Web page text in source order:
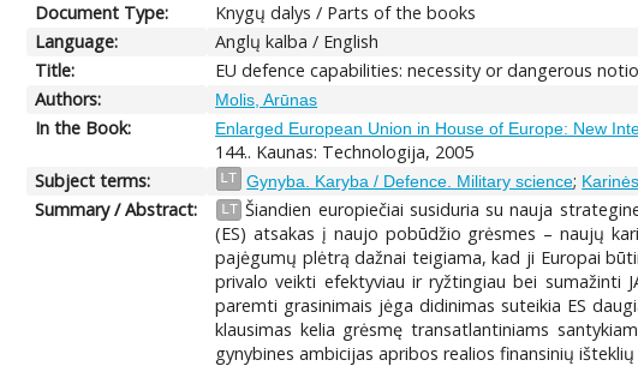
Document Type:
Knygų dalys / Parts of the books
Language:
Anglų kalba / English
Title:
EU defence capabilities: necessity or dangerous
Authors:
Molis, Arūnas
In the Book: Enlarged European Union in House of Europe: New
144.. Kaunas: Technologija, 2005
Subject terms:
LT Gynyba. Karyba / Defence. Military science;
Summary / Abstract: LT Šiandien europiečiai susiduria su nauja
(ES) atsakas į naujo pobūdžio grėsmes – naujų
pajėgumų plėtrą dažnai teigiama, kad ji Europai
privalo veikti efektyviau ir ryžtingiau bei sumažinti
paremti grasinimais jėga didinimas suteikia ES
klausimas kelia grėsmę transatlantiniams
gynybines ambicijas apribos realios finansinių